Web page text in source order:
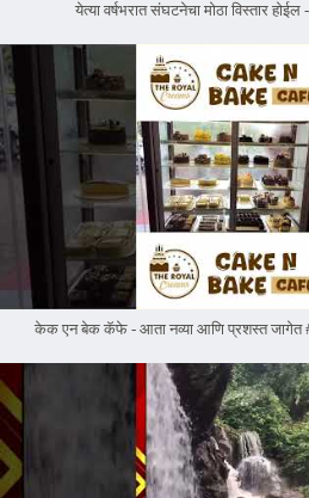
येत्या वर्षभरात संघटनेचा मोठा विस्तार
केक एन बेक कॅफे - आता नव्या आणि प्रशस्त जागेत